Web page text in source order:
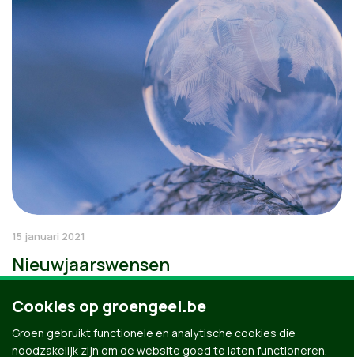
15 januari 2021
Nieuwjaarswensen
Cookies op groengeel.be
Groen gebruikt functionele en analytische cookies die
noodzakelijk zijn om de website goed te laten functioneren.